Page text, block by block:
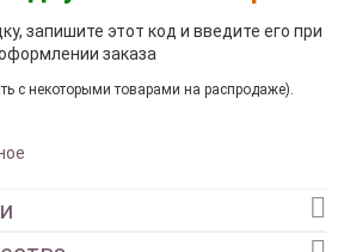
запишите этот код и введите его при
заказа
с некоторыми товарами на распродаже).